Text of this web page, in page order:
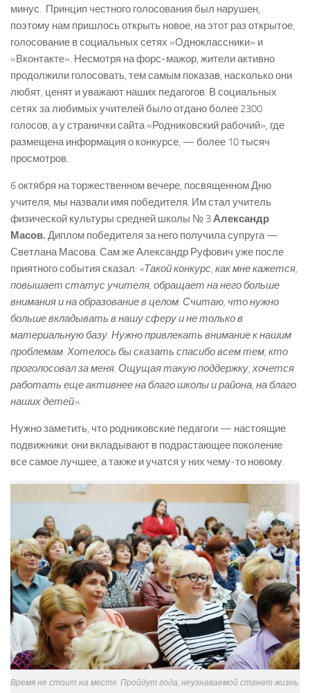
минус. Принцип честного голосования был нарушен,
поэтому нам пришлось открыть новое, на этот раз открытое,
голосование в социальных сетях «Одноклассники» и
«Вконтакте». Несмотря на форс-мажор, жители активно
продолжили голосовать, тем самым показав, насколько они
любят, ценят и уважают наших педагогов. В социальных
сетях за любимых учителей было отдано более 2300
голосов, а у странички сайта «Родниковский рабочий», где
размещена информация о конкурсе, — более 10 тысяч
просмотров.
6 октября на торжественном вечере, посвященном Дню
учителя, мы назвали имя победителя. Им стал учитель
физической культуры средней школы № 3Александр
Масов. Диплом победителя за него получила супруга —
Светлана Масова. Сам же Александр Руфович уже после
приятного события сказал: «Такой конкурс, как мне кажется,
повышает статус учителя, обращает на него больше
внимания и на образование в целом. Считаю, что нужно
больше вкладывать в нашу сферу и не только в
материальную базу. Нужно привлекать внимание к нашим
проблемам. Хотелось бы сказать спасибо всем тем, кто
проголосовал за меня. Ощущая такую поддержку, хочется
работать еще активнее на благо школы и района, на благо
наших детей».
Нужно заметить, что родниковские педагоги — настоящие
подвижники: они вкладывают в подрастающее поколение
все самое лучшее, а также и учатся у них чему-то новому.
Время не стоит на месте. Пройдут года, неузнаваемой станет жизнь.